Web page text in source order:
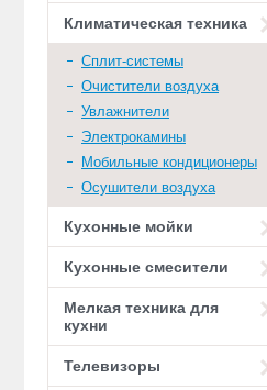
Климатическая техника
Сплит-системы
Очистители воздуха
Увлажнители
Электрокамины
Мобильные кондиционеры
Осушители воздуха
Кухонные мойки
Кухонные смесители
Мелкая техника для
кухни
Телевизоры